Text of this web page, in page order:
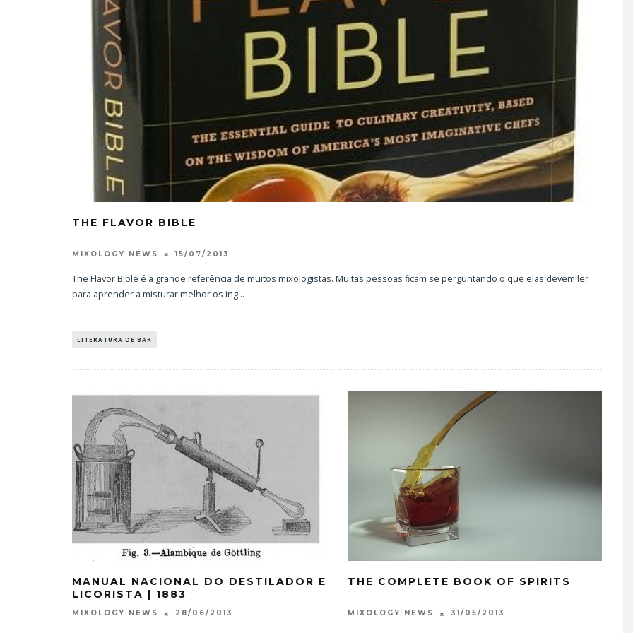
THE FLAVOR BIBLE
MIXOLOGY NEWS 15/07/2013
The Flavor Bible é a grande referência de muitos mixologistas. Muitas pessoas ficam se perguntando o que elas devem ler
para aprender a misturar melhor os ing...
LITERATURA DE BAR
MANUAL NACIONAL DO DESTILADOR E
LICORISTA | 1883
MIXOLOGY NEWS 28/06/2013
THE COMPLETE BOOK OF SPIRITS
MIXOLOGY NEWS 31/05/2013
RAND BARTENDER: DE BOA
VISTA PARA O MUNDO
20/08/2024
TOM OLIVEIRA –